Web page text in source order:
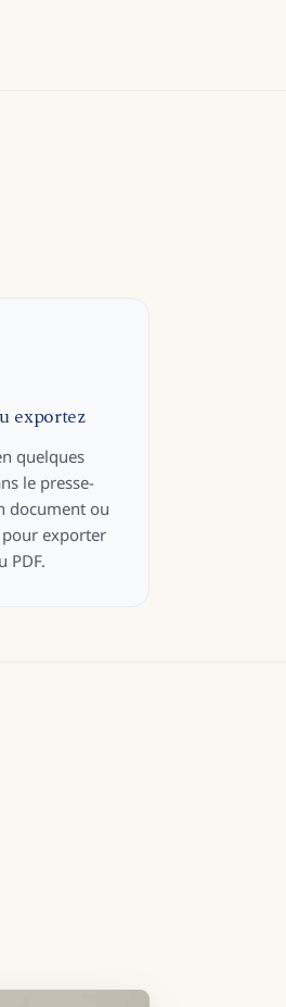
exportez
quelques
le presse-
document ou
pour exporter
PDF.